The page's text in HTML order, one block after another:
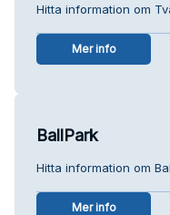
Hitta information om
Mer info
BallPark
Hitta information om
Mer info